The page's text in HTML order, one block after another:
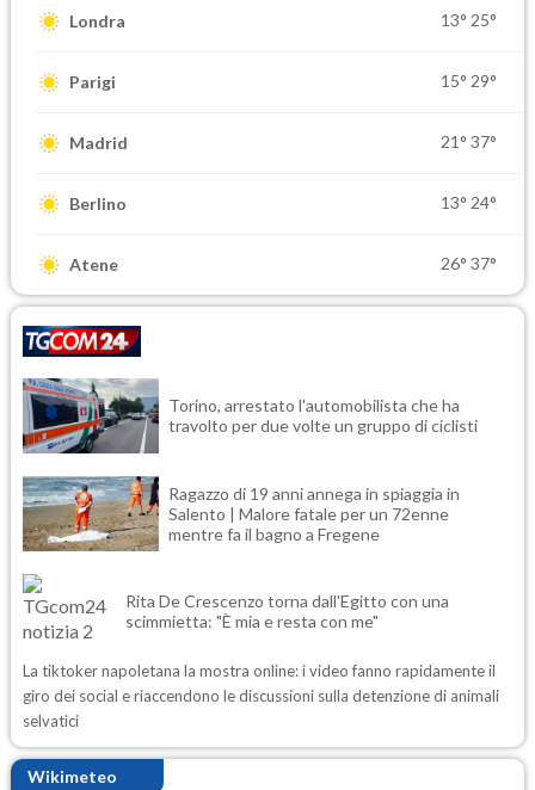
Londra 13° 25°
Parigi 15° 29°
Madrid 21° 37°
Berlino 13° 24°
Atene 26° 37°
Torino, arrestato l'automobilista che ha
travolto per due volte un gruppo di ciclisti
Ragazzo di 19 anni annega in spiaggia in
Salento | Malore fatale per un 72enne
mentre fa il bagno a Fregene
Rita De Crescenzo torna dall'Egitto con una
scimmietta: "È mia e resta con me"
La tiktoker napoletana la mostra online: i video fanno rapidamente il
giro dei social e riaccendono le discussioni sulla detenzione di animali
selvatici
Wikimeteo